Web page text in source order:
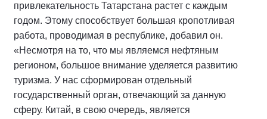
привлекательность Татарстана растет с каждым
годом. Этому способствует большая кропотливая
работа, проводимая в республике, добавил он.
«Несмотря на то, что мы являемся нефтяным
регионом, большое внимание уделяется развитию
туризма. У нас сформирован отдельный
государственный орган, отвечающий за данную
сферу. Китай, в свою очередь, является